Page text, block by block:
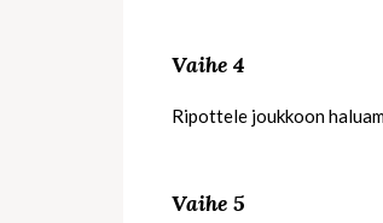
Vaihe 4
Ripottele joukkoon
Vaihe 5